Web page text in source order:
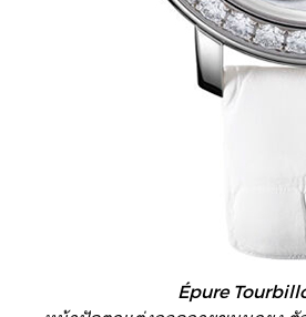
Épure